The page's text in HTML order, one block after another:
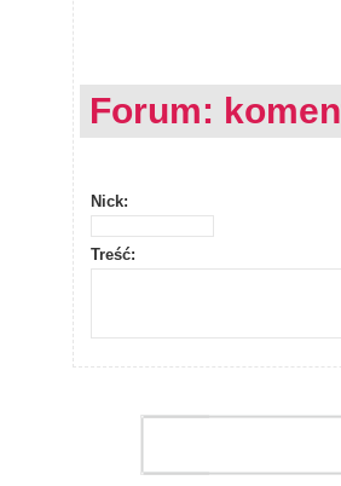
Forum:
Nick:
Treść: